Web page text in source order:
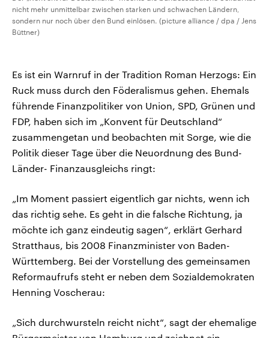
nicht mehr unmittelbar zwischen starken und schwachen Ländern,
sondern nur noch über den Bund einlösen. (picture alliance / dpa / Jens
Büttner)
Es ist ein Warnruf in der Tradition Roman Herzogs: Ein
Ruck muss durch den Föderalismus gehen. Ehemals
führende Finanzpolitiker von Union, SPD, Grünen und
FDP, haben sich im „Konvent für Deutschland“
zusammengetan und beobachten mit Sorge, wie die
Politik dieser Tage über die Neuordnung des Bund-
Länder- Finanzausgleichs ringt:
„Im Moment passiert eigentlich gar nichts, wenn ich
das richtig sehe. Es geht in die falsche Richtung, ja
möchte ich ganz eindeutig sagen“, erklärt Gerhard
Stratthaus, bis 2008 Finanzminister von Baden-
Württemberg. Bei der Vorstellung des gemeinsamen
Reformaufrufs steht er neben dem Sozialdemokraten
Henning Voscherau:
„Sich durchwursteln reicht nicht“, sagt der ehemalige